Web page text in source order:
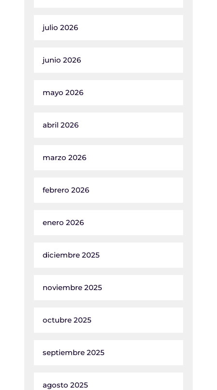
julio 2026
junio 2026
mayo 2026
abril 2026
marzo 2026
febrero 2026
enero 2026
diciembre 2025
noviembre 2025
octubre 2025
septiembre 2025
agosto 2025